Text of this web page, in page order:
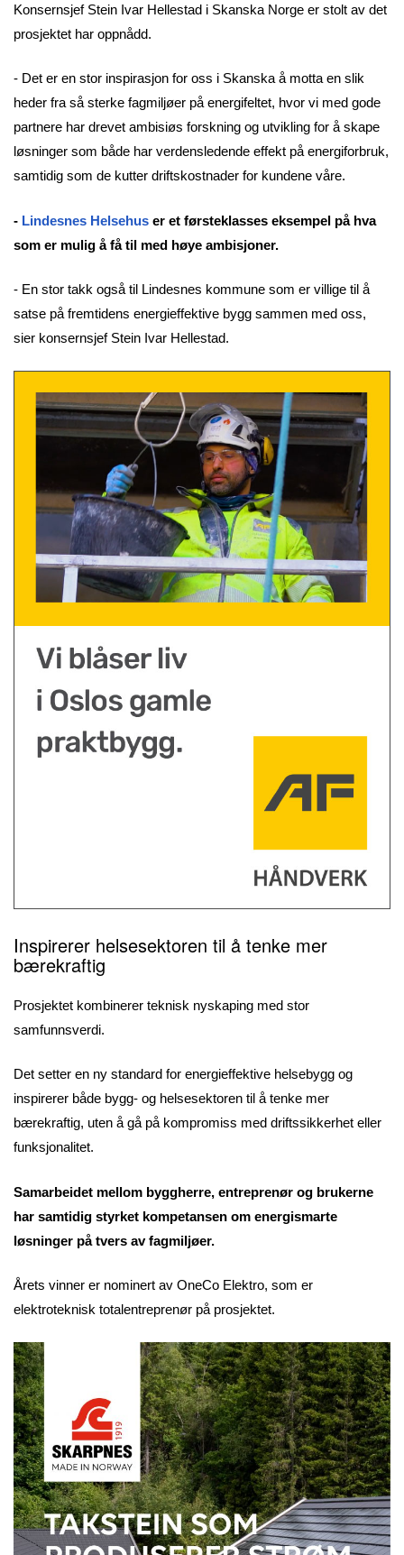
Konsernsjef Stein Ivar Hellestad i Skanska Norge er stolt av det
prosjektet har oppnådd.
- Det er en stor inspirasjon for oss i Skanska å motta en slik
heder fra så sterke fagmiljøer på energifeltet, hvor vi med gode
partnere har drevet ambisiøs forskning og utvikling for å skape
løsninger som både har verdensledende effekt på energiforbruk,
samtidig som de kutter driftskostnader for kundene våre.
- Lindesnes Helsehus er et førsteklasses eksempel på hva
som er mulig å få til med høye ambisjoner.
- En stor takk også til Lindesnes kommune som er villige til å
satse på fremtidens energieffektive bygg sammen med oss,
sier konsernsjef Stein Ivar Hellestad.
Inspirerer helsesektoren til å tenke mer
bærekraftig
Prosjektet kombinerer teknisk nyskaping med stor
samfunnsverdi.
Det setter en ny standard for energieffektive helsebygg og
inspirerer både bygg- og helsesektoren til å tenke mer
bærekraftig, uten å gå på kompromiss med driftssikkerhet eller
funksjonalitet.
Samarbeidet mellom byggherre, entreprenør og brukerne
har samtidig styrket kompetansen om energismarte
løsninger på tvers av fagmiljøer.
Årets vinner er nominert av OneCo Elektro, som er
elektroteknisk totalentreprenør på prosjektet.